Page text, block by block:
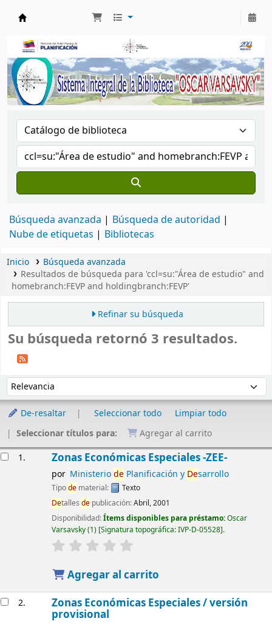
Búsqueda avanzada
Búsqueda de autoridad
Nube de etiquetas
Bibliotecas
Inicio
Búsqueda avanzada
Resultados de búsqueda para 'ccl=su:"Área de estudio" and
homebranch:FEVP and holdingbranch:FEVP'
Refinar su búsqueda
Su búsqueda retornó 3 resultados.
Ordenar por:
De-resaltar Seleccionar todo
Limpiar todo
Seleccionar títulos para:
Agregar al carrito
1. Zonas Económicas Especiales -ZEE-
por MinisteriodePlanificación y Desarrollo
Tipodematerial:
Texto
Detalles depublicación:Abril, 2001
Disponibilidad:Ítems disponibles para préstamo:Oscar
Varsavsky(1) Signatura topográfica:IVP-D-05528 .
Agregar al carrito
2. Zonas Económicas Especiales / versión
provisional